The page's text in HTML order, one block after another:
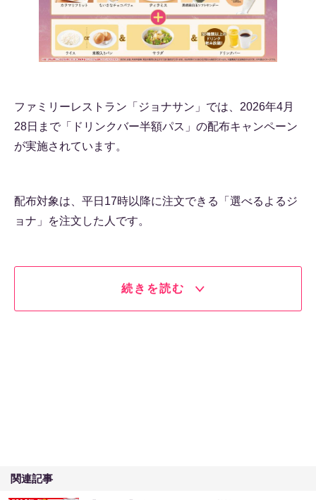
ファミリーレストラン「ジョナサン」では、2026年4月
28日まで「ドリンクバー半額パス」の配布キャンペーン
が実施されています。
配布対象は、平日17時以降に注文できる「選べるよるジ
ョナ」を注文した人です。
続きを読む
関連記事